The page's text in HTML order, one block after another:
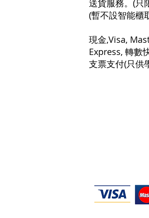
送貨服務。(只
(暫不設智能櫃
現金,Visa,
Express, 轉數
支票支付(只供